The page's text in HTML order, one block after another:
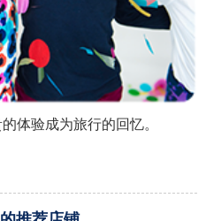
体验成为旅行的回忆。